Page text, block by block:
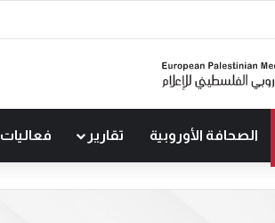
الصحافة الأوروبية تقارير فعاليات